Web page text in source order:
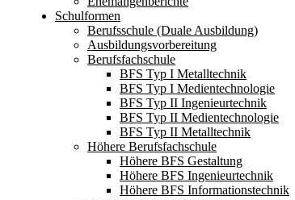
Schulformen
Berufsschule (Duale Ausbildung)
Ausbildungsvorbereitung
Berufsfachschule
BFS Typ I Metalltechnik
BFS Typ I Medientechnologie
BFS Typ II Ingenieurtechnik
BFS Typ II Medientechnologie
BFS Typ II Metalltechnik
Höhere Berufsfachschule
Höhere BFS Gestaltung
Höhere BFS Ingenieurtechnik
Höhere BFS Informationstechnik